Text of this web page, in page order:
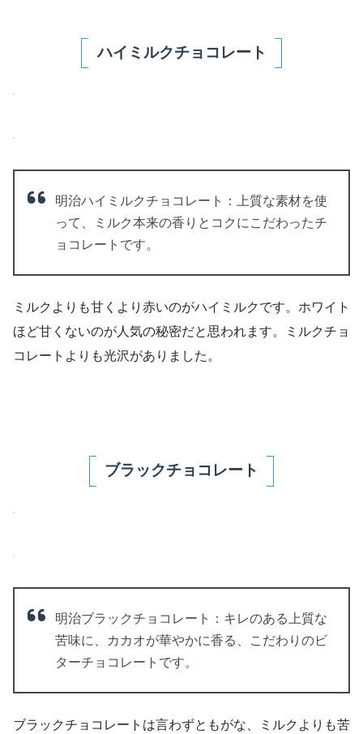
ハイミルクチョコレート
明治ハイミルクチョコレート：上質な素材を使
って、ミルク本来の香りとコクにこだわったチ
ョコレートです。
ミルクよりも甘くより赤いのがハイミルクです。ホワイト
ほど甘くないのが人気の秘密だと思われます。ミルクチョ
コレートよりも光沢がありました。
ブラックチョコレート
明治ブラックチョコレート：キレのある上質な
苦味に、カカオが華やかに香る、こだわりのビ
ターチョコレートです。
ブラックチョコレートは言わずともがな、ミルクよりも苦